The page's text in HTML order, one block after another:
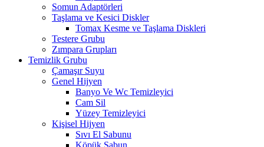
Somun Adaptörleri
Taşlama ve Kesici Diskler
Tomax Kesme ve Taşlama Diskleri
Testere Grubu
Zımpara Grupları
Temizlik Grubu
Çamaşır Suyu
Genel Hijyen
Banyo Ve Wc Temizleyici
Cam Sil
Yüzey Temizleyici
Kişisel Hijyen
Sıvı El Sabunu
Köpük Sabun